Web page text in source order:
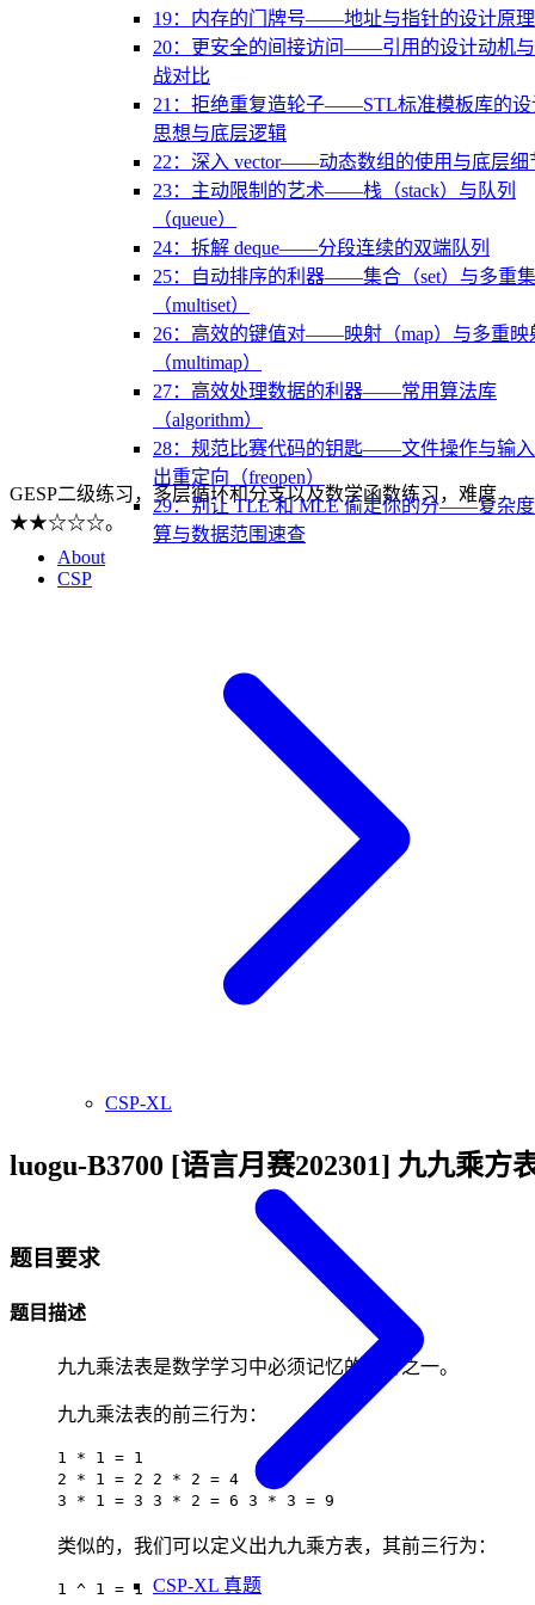
19：内存的门牌号——地址与指针的设计原理
20：更安全的间接访问——引用的设计动机
战对比
21：拒绝重复造轮子——STL标准模板库的设
思想与底层逻辑
22：深入 vector——动态数组的使用与底层细
23：主动限制的艺术——栈（stack）与队列
（queue）
24：拆解 deque——分段连续的双端队列
25：自动排序的利器——集合（set）与多重
（multiset）
26：高效的键值对——映射（map）与多重映
（multimap）
27：高效处理数据的利器——常用算法库
（algorithm）
28：规范比赛代码的钥匙——文件操作与输
出重定向（freopen）
29：别让 TLE 和 MLE 偷走你的分——复杂
算与数据范围速查
About
CSP
CSP-XL
CSP-XL 真题
GESP二级练习，多层循环和分支以及数学函数练习，难度
★★☆☆☆。
luogu-B3700 [语言月赛202301] 九九乘方
题目要求
题目描述
九九乘法表是数学学习中必须记忆的内容之一。
九九乘法表的前三行为：
1 * 1 = 1
2 * 1 = 2 2 * 2 = 4
3 * 1 = 3 3 * 2 = 6 3 * 3 = 9
类似的，我们可以定义出九九乘方表，其前三行为：
1 ^ 1 = 1